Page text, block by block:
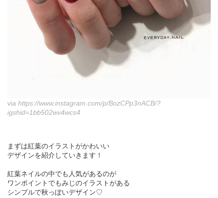
via https://www.instagram.com/p/BozCPp3nACB/?
igshid=1bb502wv4wcs4
まずは紅葉のイラストがかわいい
デザインを紹介していきます！
紅葉ネイルの中でも人気があるのが
ワンポイントでもみじのイラストがある
シンプルで秋っぽいデザイン♡